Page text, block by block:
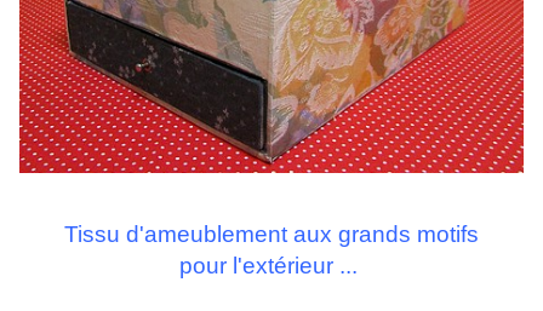
Tissu d'ameublement aux grands motifs
pour l'extérieur ...